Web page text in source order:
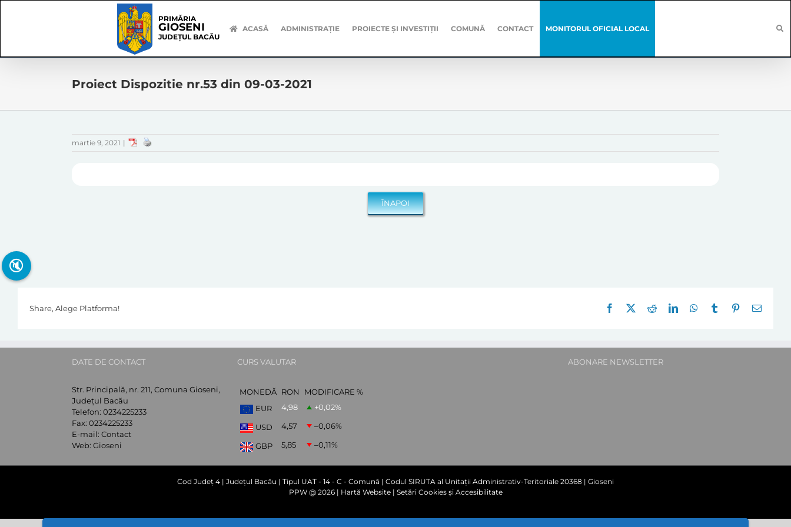
PRIMĂRIA
GIOSENI
JUDEȚUL BACĂU
ACASĂ ADMINISTRAȚIE PROIECTE ȘI INVESTIȚII COMUNĂ CONTACT MONITORUL OFICIAL LOCAL
Proiect Dispozitie nr.53 din 09-03-2021
martie 9, 2021 |
Share, Alege Platforma! Facebook RedditLinkedInWhatsApp
Tumblr Pinterest
E-
DATE DE CONTACT
Str. Principală, nr. 211, Comuna Gioseni,
Județul Bacău
Telefon: 0234225233
Fax: 0234225233
E-mail: Contact
Web: Gioseni
CURS VALUTAR
MONEDĂ RON
MODIFICARE %
EUR
4,98 +0,02%
USD 4,57 –0,06%
GBP 5,85 –0,11%
ABONARE NEWSLETTER
Cod Județ 4 | Județul Bacău | Tipul UAT - 14 - C - Comună | Codul SIRUTA al Unitații Administrativ-Teritoriale 20368 | Gioseni
PPW @ 2026 | Hartă Website| Setări Cookies și Accesibilitate
🔇